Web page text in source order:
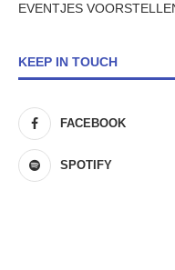
EVENTJES
KEEP IN TOUCH
FACEBOOK
SPOTIFY